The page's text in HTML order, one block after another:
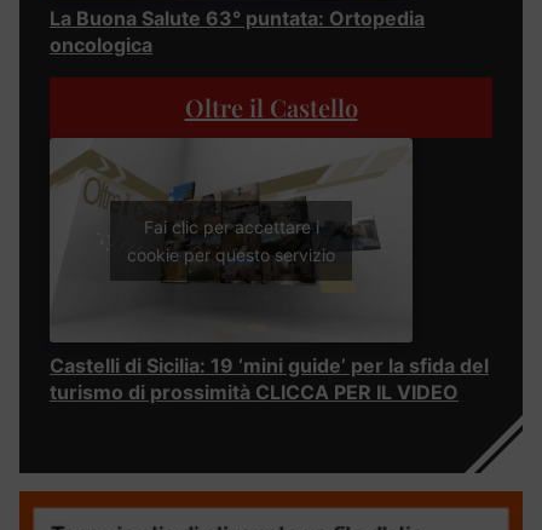
La Buona Salute 63° puntata: Ortopedia
oncologica
Oltre il Castello
Fai clic per accettare i
cookie per questo servizio
Castelli di Sicilia: 19 ‘mini guide’ per la sfida del
turismo di prossimità CLICCA PER IL VIDEO